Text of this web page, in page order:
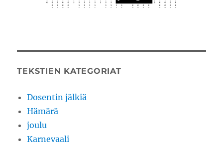
TEKSTIEN KATEGORIAT
Dosentin jälkiä
Hämärä
joulu
Karnevaali